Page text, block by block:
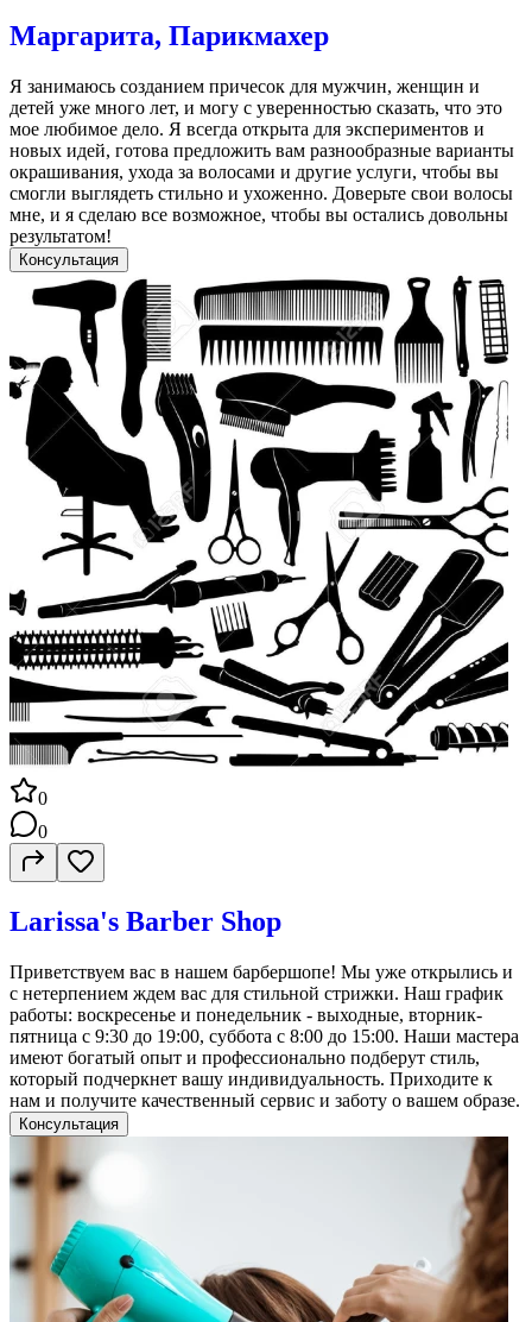
Маргарита, Парикмахер
Я занимаюсь созданием причесок для мужчин, женщин и
детей уже много лет, и могу с уверенностью сказать, что это
мое любимое дело. Я всегда открыта для экспериментов и
новых идей, готова предложить вам разнообразные варианты
окрашивания, ухода за волосами и другие услуги, чтобы вы
смогли выглядеть стильно и ухоженно. Доверьте свои волосы
мне, и я сделаю все возможное, чтобы вы остались довольны
результатом!
Консультация
0
0
Larissa's Barber Shop
Приветствуем вас в нашем барбершопе! Мы уже открылись и
с нетерпением ждем вас для стильной стрижки. Наш график
работы: воскресенье и понедельник - выходные, вторник-
пятница с 9:30 до 19:00, суббота с 8:00 до 15:00. Наши мастера
имеют богатый опыт и профессионально подберут стиль,
который подчеркнет вашу индивидуальность. Приходите к
нам и получите качественный сервис и заботу о вашем образе.
Консультация